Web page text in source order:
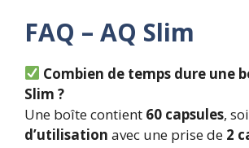
FAQ – AQ Slim
Combien de temps dure une
Slim ?
Une boîte contient 60 capsules,
d’utilisation avec une prise de 2